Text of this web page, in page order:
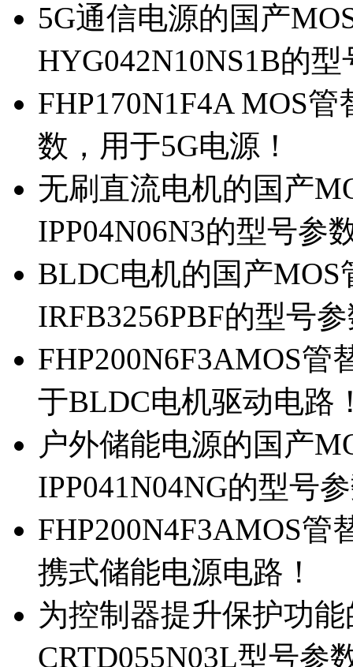
5G通信电源的国产
HYG042N10NS1B的
FHP170N1F4A MOS
数，用于5G电源！
无刷直流电机的国产
IPP04N06N3的型号参
BLDC电机的国产MOS
IRFB3256PBF的型号
FHP200N6F3AMOS管
于BLDC电机驱动电路
户外储能电源的国产
IPP041N04NG的型号
FHP200N4F3AMOS管
携式储能电源电路！
为控制器提升保护功
CRTD055N03L型号参